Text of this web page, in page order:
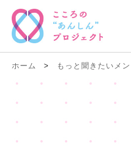
ホーム > もっと聞きたいメ